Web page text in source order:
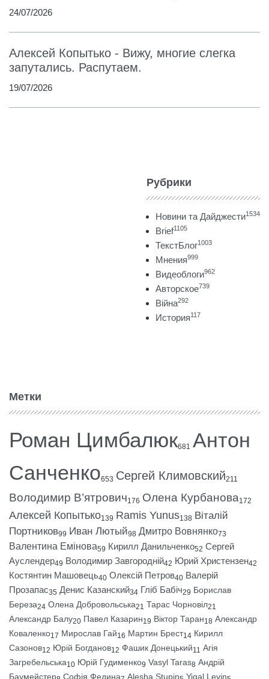
24/07/2026
Алексей Копытько - Вижу, многие слегка
запутались. Распутаем.
19/07/2026
Рубрики
Новини та Дайджести1534
Brief1105
ТекстБлог1003
Мнения999
Видеоблоги962
Авторское739
Війна292
История117
Метки
Роман Цимбалюк681 Антон
Санченко653 Сергей Климовский211
Володимир В’ятрович176 Олена Курбанова172
Алексей Копытько139 Ramis Yunus138 Віталій
Портников99 Иван Лютый98 Дмитро Вовнянко73
Валентина Емінова59 Кирилл Данильченко52 Сергей
Ауслендер49 Володимир Завгородній42 Юрий Христензен42
Костянтин Машовець40 Олексій Петров40 Валерій
Прозапас35 Денис Казанский34 Гліб Бабіч29 Борислав
Береза24 Олена Добровольська21 Тарас Чорновіл21
Александр Балу20 Павел Казарин19 Віктор Таран18 Александр
Коваленко17 Мирослав Гай16 Мартин Брест14 Кирилл
Сазонов12 Юрій Богданов12 Фашик Донецький11 Агія
Загребельська10 Юрій Гудименко9 Vasyl Taras8 Андрій
Баумейстер
Софія Федина Alesha Stupin Yigal Levin